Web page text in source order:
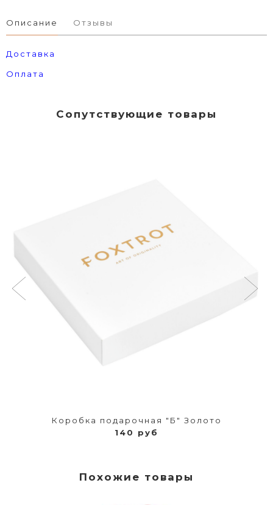
Описание Отзывы
Доставка
Оплата
Сопутствующие товары
Коробка подарочная "Б" Золото
140 руб
Похожие товары